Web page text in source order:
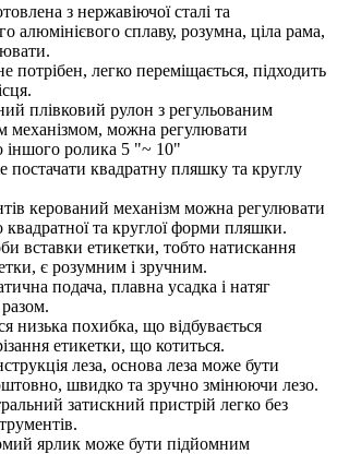
з нержавіючої сталі та
алюмінієвого сплаву, розумна, ціла рама,
потрібен, легко переміщається, підходить
плівковий рулон з регульованим
механізмом, можна регулювати
іншого ролика 5 "~ 10"
квадратну пляшку та круглу
керований механізм можна регулювати
квадратної та круглої форми пляшки.
вставки етикетки, тобто натискання
є розумним і зручним.
подача, плавна усадка і натяг
низька похибка, що відбувається
етикетки, що котиться.
леза, основа леза може бути
швидко та зручно змінюючи лезо.
затискний пристрій легко без
ярлик може бути підйомним